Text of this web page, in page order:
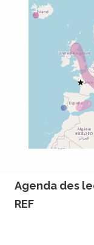
Agenda des
REF